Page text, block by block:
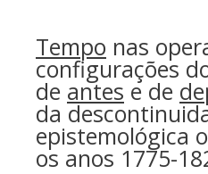
Tempo nas
configurações
de antes e de
da
epistemológica
os anos 1775-